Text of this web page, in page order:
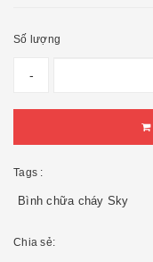
Số lượng
-
Tags :
Bình chữa cháy Sky
Chia sẻ: